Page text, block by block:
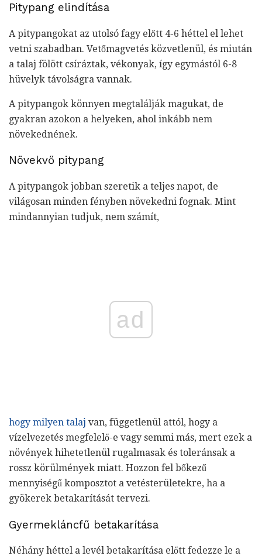
Pitypang elindítása
A pitypangokat az utolsó fagy előtt 4-6 héttel el lehet
vetni szabadban. Vetőmagvetés közvetlenül, és miután
a talaj fölött csíráztak, vékonyak, így egymástól 6-8
hüvelyk távolságra vannak.
A pitypangok könnyen megtalálják magukat, de
gyakran azokon a helyeken, ahol inkább nem
növekednének.
Növekvő pitypang
A pitypangok jobban szeretik a teljes napot, de
világosan minden fényben növekedni fognak. Mint
mindannyian tudjuk, nem számít,
ad
hogy milyen talaj van, függetlenül attól, hogy a
vízelvezetés megfelelő-e vagy semmi más, mert ezek a
növények hihetetlenül rugalmasak és toleránsak a
rossz körülmények miatt. Hozzon fel bőkezű
mennyiségű komposztot a vetésterületekre, ha a
gyökerek betakarítását tervezi.
Gyermekláncfű betakarítása
Néhány héttel a levél betakarítása előtt fedezze le a